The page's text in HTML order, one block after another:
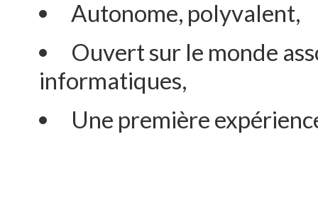
Autonome, polyvalent,
Ouvert sur le monde
informatiques,
Une première